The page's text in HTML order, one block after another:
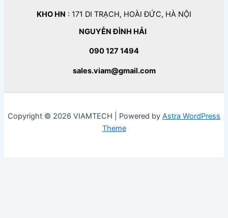
KHO HN : 171 DI TRẠCH, HOÀI ĐỨC, HÀ NỘI
NGUYỄN ĐÌNH HẢI
090 127 1494
sales.viam@gmail.com
Copyright © 2026 VIAMTECH | Powered by Astra WordPress
Theme